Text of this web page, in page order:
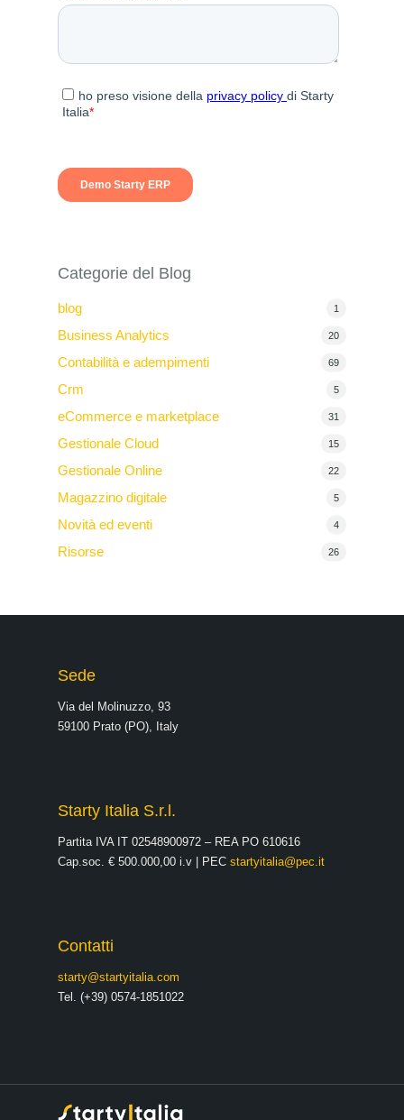
Categorie del Blog
blog 1
Business Analytics 20
Contabilità e adempimenti 69
Crm 5
eCommerce e marketplace 31
Gestionale Cloud 15
Gestionale Online 22
Magazzino digitale 5
Novità ed eventi 4
Risorse 26
Sede
Via del Molinuzzo, 93
59100 Prato (PO), Italy
Starty Italia S.r.l.
Partita IVA IT 02548900972 – REA PO 610616
Cap.soc. € 500.000,00 i.v | PEC startyitalia@pec.it
Contatti
starty@startyitalia.com
Tel. (+39) 0574-1851022